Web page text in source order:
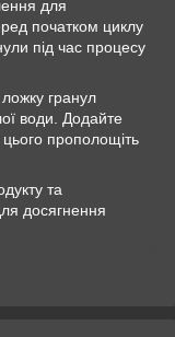
для
початком циклу
під час процесу
гранул
води. Додайте
прополощіть
та
досягнення